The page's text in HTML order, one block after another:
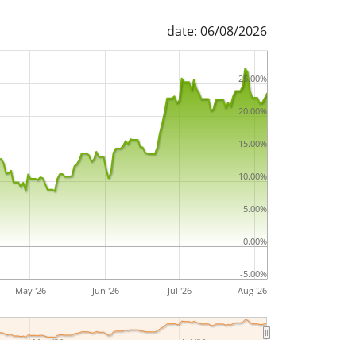
date: 06/08/2026
May '26 Jun '26 Jul '26 Aug '26
-5.00%
0.00%
5.00%
10.00%
15.00%
20.00%
25.00%